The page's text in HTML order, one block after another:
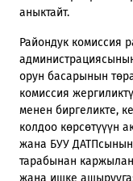
аныктайт.
Райондук комиссия
орун басарынын
комиссия
менен биргеликте,
колдоо көрсөтүүүн
жана БУУ
тарабынан
жана ишке